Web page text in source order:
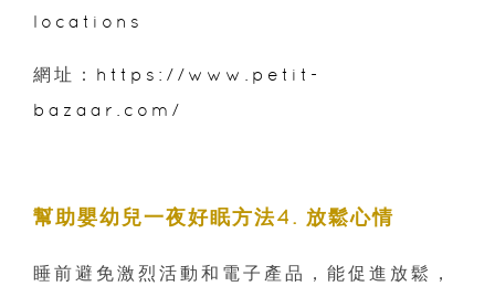
locations
網址： https://www.petit-
bazaar.com/
幫助嬰幼兒一夜好眠方法4. 放鬆心情
睡前避免激烈活動和電子產品，能促進放鬆，